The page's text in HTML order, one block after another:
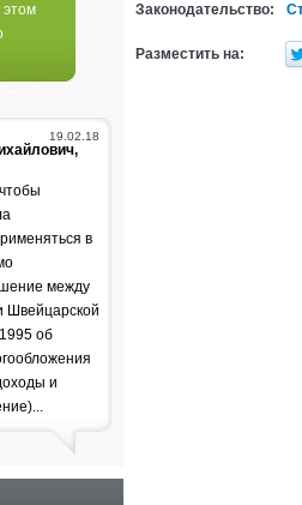
этом
19.02.18
в
между
Швейцарской
об
и
Законодательство:
Разместить на: